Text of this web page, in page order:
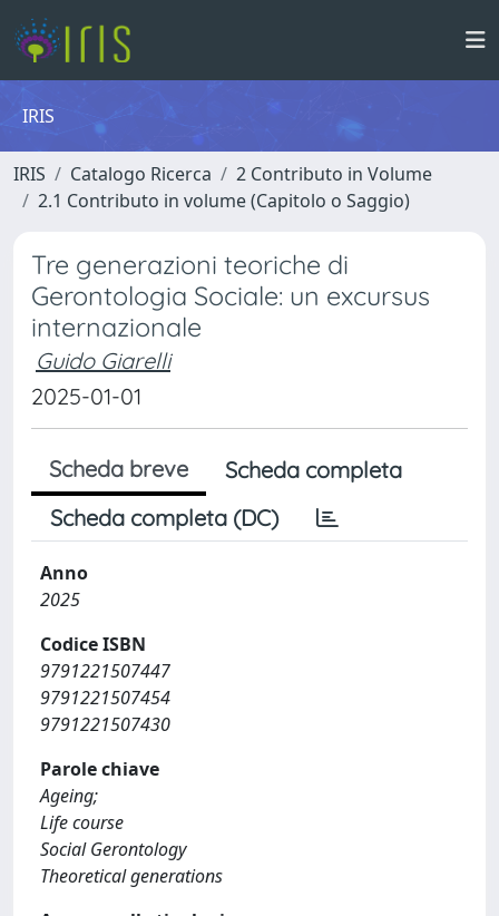
IRIS
IRIS Catalogo Ricerca
2 Contributo in Volume
2.1 Contributo in volume (Capitolo o Saggio)
Tre generazioni teoriche di
Gerontologia Sociale: un excursus
internazionale
Guido Giarelli
2025-01-01
Scheda breve
Scheda completa
Scheda completa (DC)
Anno
2025
Codice ISBN
9791221507447
9791221507454
9791221507430
Parole chiave
Ageing;
Life course
Social Gerontology
Theoretical generations